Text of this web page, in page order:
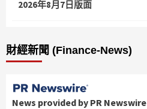
2026年8月7日版面
財經新聞 (Finance-News)
News provided by PR Newswire